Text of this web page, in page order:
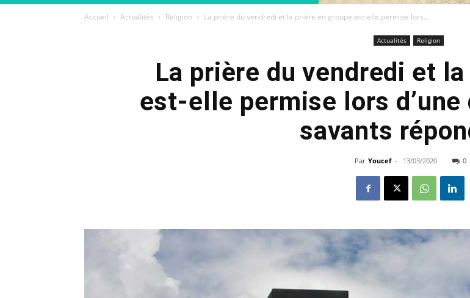
Accueil Actualités Religion La prière du vendredi et la prière en groupe est-elle permise lors...
Actualités Religion
La prière du vendredi et
est-elle permise lors d’une
savants
Par Youcef - 13/03/2020 0